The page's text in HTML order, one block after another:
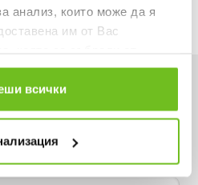
анализ, които може да я
им от Вас
на услугите им.
всички
в списъка ни?
поръчка и не пропускай
оферта.